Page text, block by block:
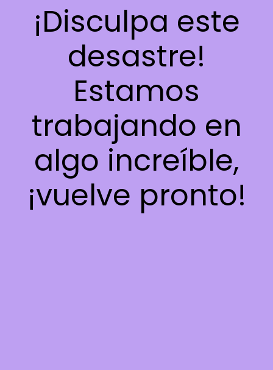
¡Disculpa este
desastre!
Estamos
trabajando en
algo increíble,
¡vuelve pronto!